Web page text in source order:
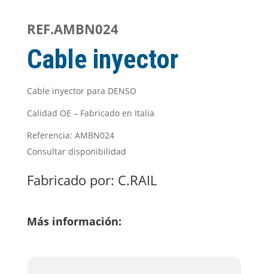
REF.AMBN024
Cable inyector
Cable inyector para DENSO
Calidad OE – Fabricado en Italia
Referencia: AMBN024
Consultar disponibilidad
Fabricado por: C.RAIL
Más información: